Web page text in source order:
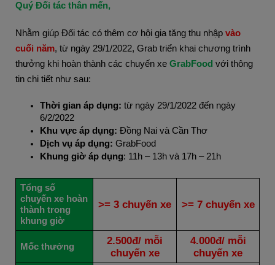
Quý Đối tác thân mến,
Nhằm giúp Đối tác có thêm cơ hội gia tăng thu nhập vào
cuối năm, từ ngày 29/1/2022, Grab triển khai chương trình
thưởng khi hoàn thành các chuyến xe GrabFood với thông
tin chi tiết như sau:
Thời gian áp dụng: từ ngày 29/1/2022 đến ngày
6/2/2022
Khu vực áp dụng: Đồng Nai và Cần Thơ
Dịch vụ áp dụng: GrabFood
Khung giờ áp dụng: 11h – 13h và 17h – 21h
Tổng số
chuyến xe hoàn
thành trong
khung giờ
>= 3 chuyến xe >= 7 chuyến xe
Mốc thưởng
2.500đ/ mỗi
chuyến xe
4.000đ/ mỗi
chuyến xe